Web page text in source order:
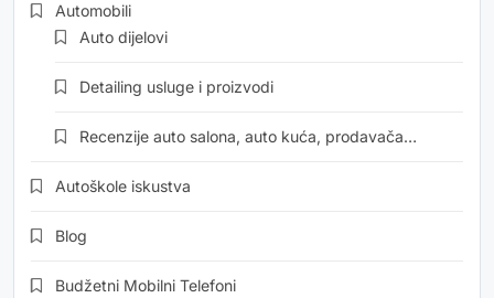
Automobili
Auto dijelovi
Detailing usluge i proizvodi
Recenzije auto salona, auto kuća, prodavača…
Autoškole iskustva
Blog
Budžetni Mobilni Telefoni